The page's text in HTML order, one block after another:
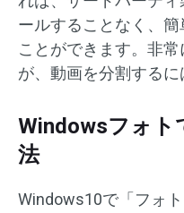
ールすることなく、
ことができます。非
が、動画を分割するに
Windowsフォト
法
Windows10で「フォ